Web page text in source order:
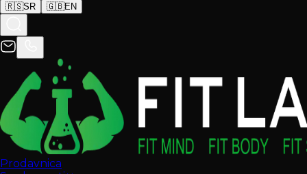
🇷🇸SR 🇬🇧EN
Prodavnica